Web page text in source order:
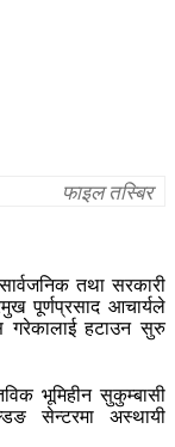
फाइल तस्बिर
तथा सरकारी
पूर्णप्रसाद आचार्यले
गरेकालाई हटाउन सुरु
भूमिहीन सुकुम्बासी
सेन्टरमा अस्थायी